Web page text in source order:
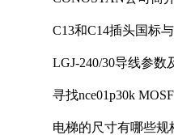
C13和C14插头国标
LGJ-240/30导线参数
寻找nce01p30k
电梯的尺寸有哪些规